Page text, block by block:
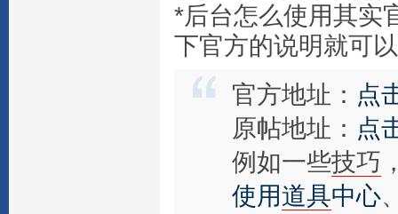
*后台怎么使用其实
下官方的说明就可
官方地址： 点
原帖地址： 点
例如一些技巧
使用道具中心